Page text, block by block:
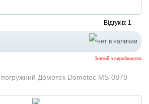
Відгуків: 1
Знятий з виробництва
Домотек Domotec MS-0878